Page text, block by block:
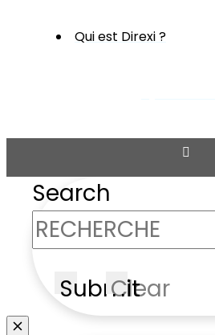
Qui est Direxi ?
Search
SubmitClear